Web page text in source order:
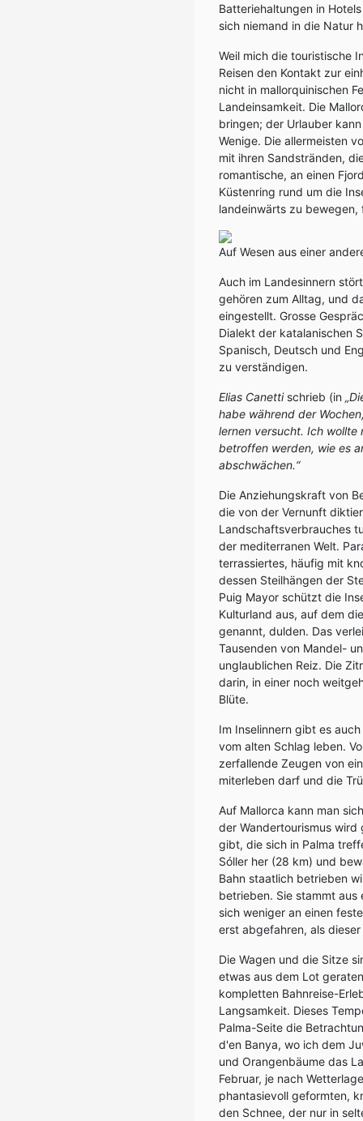
Batteriehaltungen in
sich niemand in die Natur
Weil mich die touristische
Reisen den Kontakt zur
nicht in mallorquinischen
Landeinsamkeit. Die
bringen; der Urlauber
Wenige. Die allermeisten
mit ihren Sandstränden,
romantische, an einen
Küstenring rund um die
landeinwärts zu bewegen,
Auf Wesen aus einer
Auch im Landesinnern
gehören zum Alltag, und
eingestellt. Grosse
Dialekt der katalanischen
Spanisch, Deutsch und
zu verständigen.
Elias Canetti schrieb (in
habe während der
lernen versucht. Ich wollte
betroffen werden, wie es
abschwächen.“
Die Anziehungskraft von
die von der Vernunft
Landschaftsverbrauches
der mediterranen Welt.
terrassiertes, häufig mit
dessen Steilhängen der
Puig Mayor schützt die
Kulturland aus, auf dem
genannt, dulden. Das
Tausenden von Mandel-
unglaublichen Reiz. Die
darin, in einer noch
Blüte.
Im Inselinnern gibt es
vom alten Schlag leben.
zerfallende Zeugen von
miterleben darf und die
Auf Mallorca kann man
der Wandertourismus wird
gibt, die sich in Palma
Sóller her (28 km) und
Bahn staatlich betrieben
betrieben. Sie stammt aus
sich weniger an einen
erst abgefahren, als
Die Wagen und die Sitze
etwas aus dem Lot
kompletten Bahnreise-
Langsamkeit. Dieses
Palma-Seite die
d'en Banya, wo ich dem
und Orangenbäume das
Februar, je nach
phantasievoll geformten,
den Schnee, der nur in